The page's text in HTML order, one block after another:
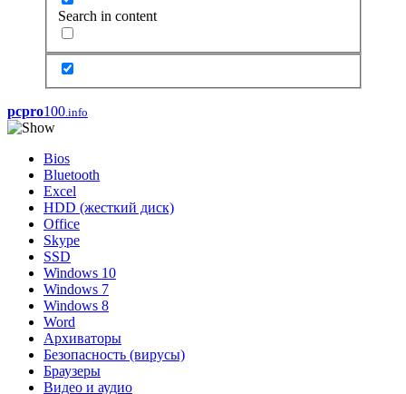
Search in content
pcpro100.info
Bios
Bluetooth
Excel
HDD (жесткий диск)
Office
Skype
SSD
Windows 10
Windows 7
Windows 8
Word
Архиваторы
Безопасность (вирусы)
Браузеры
Видео и аудио